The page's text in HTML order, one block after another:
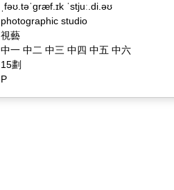
ˌfəʊ.təˈɡræf.ɪk ˈstjuː.di.əʊ
photographic studio
視藝
中一 中二 中三 中四 中五 中六
15劃
P